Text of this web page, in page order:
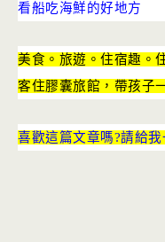
美食。旅遊。住宿趣。
客住膠囊旅館，帶孩子
喜歡這篇文章嗎?請給